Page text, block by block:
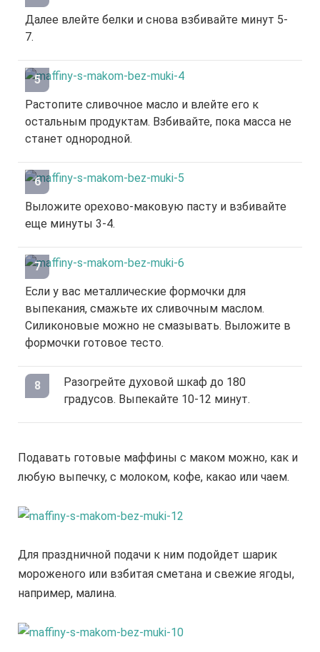
Далее влейте белки и снова взбивайте минут 5-
7.
Растопите сливочное масло и влейте его к
остальным продуктам. Взбивайте, пока масса не
станет однородной.
Выложите орехово-маковую пасту и взбивайте
еще минуты 3-4.
Если у вас металлические формочки для
выпекания, смажьте их сливочным маслом.
Силиконовые можно не смазывать. Выложите в
формочки готовое тесто.
Разогрейте духовой шкаф до 180
градусов. Выпекайте 10-12 минут.
Подавать готовые маффины с маком можно, как и
любую выпечку, с молоком, кофе, какао или чаем.
Для праздничной подачи к ним подойдет шарик
мороженого или взбитая сметана и свежие ягоды,
например, малина.